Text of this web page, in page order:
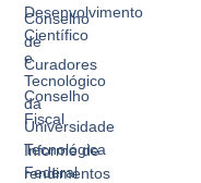
Desenvolvimento
Científico
e
Tecnológico
da
Universidade
Tecnológica
Federal
Conselho
de
Curadores
Conselho
Fiscal
Informe de
rendimentos